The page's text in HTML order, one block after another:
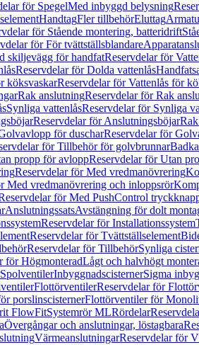
för SpegelMed inbyggd belysning
HandtagFler tillbehörEluttag
för Stående montering, batteridrift
för För tvättställsblandare
skiljevägg för handfatReservdelar för
Reservdelar för Dolda vattenlås
köksvaskarReservdelar för Vattenlås för
Rak anslutningReservdelar för Rak
Synliga vattenlåsReservdelar för Synliga
Reservdelar för Anslutningsböjar
för duscharReservdelar för
för Tillbehör för golvbrunnar
propp för avloppReservdelar för Utan
Reservdelar för Med vredmanövrering
Med vredmanövrering och inloppsrör
för Med PushControl
AnslutningssatsAvstängning för dolt
Reservdelar för Installationssystem
Reservdelar för Tvättställselement
Reservdelar för TillbehörSynliga
för HögmonteradLågt och halvhögt
SpolventilerInbyggnadscisternerSigma
FlottörventilerReservdelar för
porslinscisternerFlottörventiler för
FlowFitSystemrör MLRördelar
Övergångar och anslutningar, löstagbara
VärmeanslutningarReservdelar för